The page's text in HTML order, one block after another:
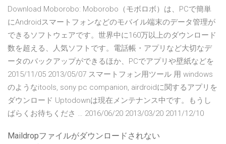
Download Moborobo: Moborobo（モボロボ）は、PCで簡単
にAndroidスマートフォンなどのモバイル端末のデータ管理が
できるソフトウェアです。世界中に160万以上のダウンロード
数を超える、人気ソフトです。電話帳・アプリなど大切なデ
ータのバックアップができるほか、PCでアプリや壁紙などを
2015/11/05 2013/05/07 スマートフォン用ツール 用 windows
のようなitools, sony pc companion, airdroidに関するアプリを
ダウンロード Uptodownは現在メンテナンス中です。もうし
ばらくお待ちくださ … 2016/06/20 2013/03/20 2011/12/10
Maildropファイルがダウンロードされない